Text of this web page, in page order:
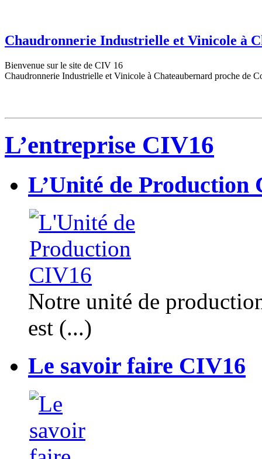
Chaudronnerie Industrielle et Vinicole à
Bienvenue sur le site de CIV 16
Chaudronnerie Industrielle et Vinicole à Chateaubernard proche de
L’entreprise CIV16
L’Unité de Production
Notre unité de
est (...)
Le savoir faire CIV16